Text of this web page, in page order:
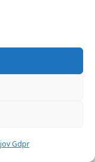
Gdpr
/ rúre za 45